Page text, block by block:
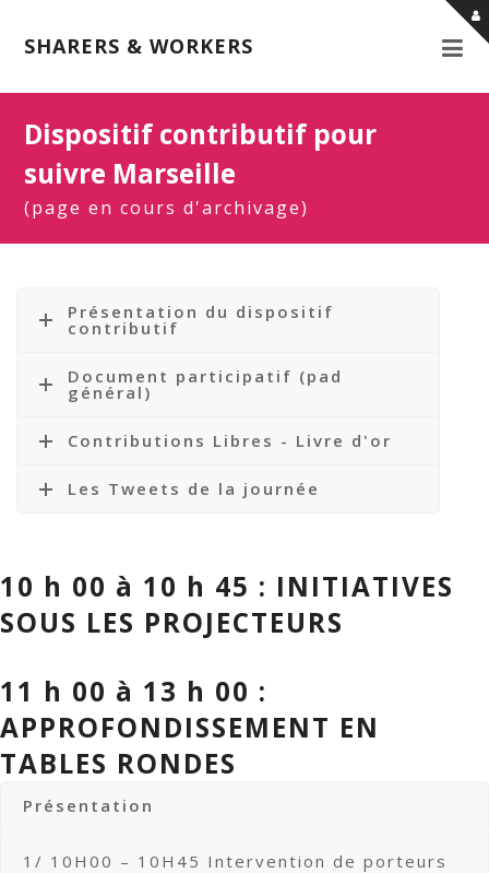
SHARERS & WORKERS
Dispositif contributif pour
suivre Marseille
(page en cours d'archivage)
Présentation du dispositif
contributif
Document participatif (pad
général)
Contributions Libres - Livre d'or
Les Tweets de la journée
10 h 00 à 10 h 45 : INITIATIVES
SOUS LES PROJECTEURS
11 h 00 à 13 h 00 :
APPROFONDISSEMENT EN
TABLES RONDES
Présentation
1/ 10H00 – 10H45 Intervention de porteurs